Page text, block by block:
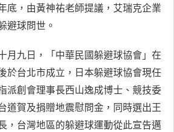
底，由黃神祐老師提議，艾瑞克企業
避球問世。
月九日，「中華民國躲避球協會」在
於台北市成立，日本躲避球協會現任
派創會理事長西山逸成博士、競技委
道賀及捐贈地震慰問金，同時選出王
，台灣地區的躲避球運動從此宣告邁